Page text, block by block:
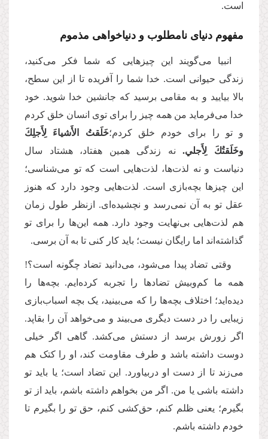
است.
مفهوم دنیای نامطلوب و دنیاخواهی مذموم
انبیا می‌گویند این چیزهایی که شما فکر می‌کنید،
زندگی حیوانی است. خدا شما را آفریده تا از این سطح،
بالا بیایید و به مقامی برسید که جانشین خدا شوید. خود
خدا می‌فرماید من همه چیز را برای توی انسان خلق کردم
و تو را برای خودم خلق کردم؛خَلَقتُ الأَشياءَ لِأَجلِكَ
وخَلَقتُكَ لِأَجلي.نه زندگی همین هفتاد، هشتاد سال
دنیاست و نه لذت‌ها، لذت‌هایی است که تو می‌شناسی؛
این چیزها بچه‌بازی است. لذت‌هایی وجود دارد که هنوز
عقل تو به آن نمی‌رسد و نچشیده‌ای. ازنظر طول زمان
هم لذت‌هایی بی‌نهایت وجود دارد. همه این‌ها را برای تو
گذاشته‌اند اما رایگان نیست؛ باید کار کنی تا به آن برسی.
وقتی تضاد پیدا می‌شود، می‌دانید تضاد چگونه است؟!
همه ما کم‌وبیش تضادها را تجربه کرده‌ایم. بچه‌ها را
دیده‌اید؛ اختلاف بچه‌ها را که می‌بینید، یک بچه اسباب‌بازی
زیبایی را در دست دیگری می‌بیند و می‌خواهد آن را بقاپد.
اگر زورش برسد از دستش می‌کشد. گاهی اگر خیلی
دوست داشته باشد و طرف مقاومت کند، او را کتک هم
می‌زند تا از دست او دربیاورد. این تضاد است؛ یا باید تو
داشته باشی یا من. اگر من بخواهم داشته باشم، باید از تو
بگیرم؛ یعنی ظلم کنم، حق‌کشی کنم، حق تو را بگیرم تا
خودم داشته باشم.